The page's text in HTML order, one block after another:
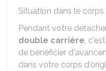
Situation dans le corps
Pendant votre
double carrière,
de bénéficier
dans votre corps